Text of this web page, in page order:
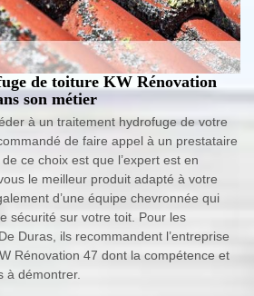
de toiture KW Rénovation
son métier
à un traitement hydrofuge de votre
de faire appel à un prestataire
ce choix est que l’expert est en
le meilleur produit adapté à votre
d’une équipe chevronnée qui
sécurité sur votre toit. Pour les
Duras, ils recommandent l’entreprise
Rénovation 47 dont la compétence et
à démontrer.